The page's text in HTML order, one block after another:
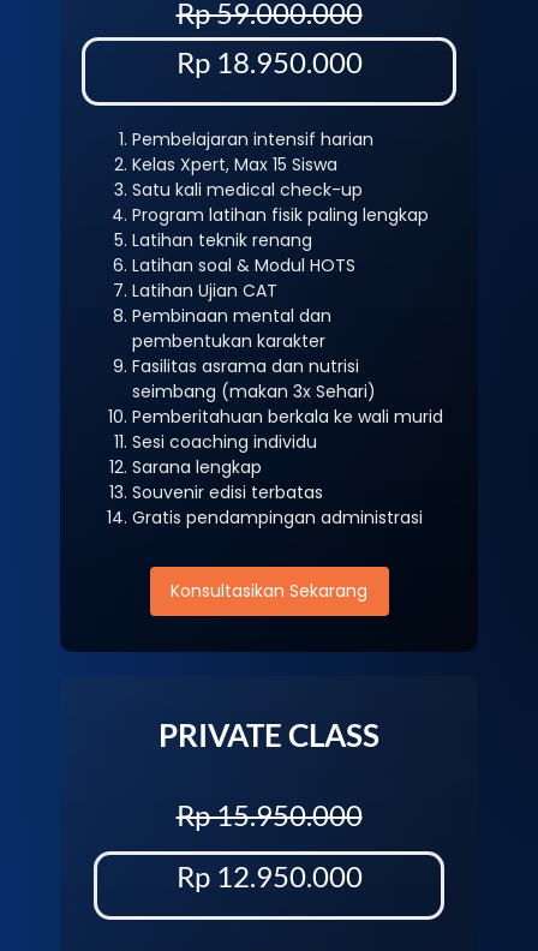
Rp 59.000.000
Rp 18.950.000
Pembelajaran intensif harian
Kelas Xpert, Max 15 Siswa
Satu kali medical check-up
Program latihan fisik paling lengkap
Latihan teknik renang
Latihan soal & Modul HOTS
Latihan Ujian CAT
Pembinaan mental dan
pembentukan karakter
Fasilitas asrama dan nutrisi
seimbang (makan 3x Sehari)
Pemberitahuan berkala ke wali murid
Sesi coaching individu
Sarana lengkap
Souvenir edisi terbatas
Gratis pendampingan administrasi
Konsultasikan Sekarang
PRIVATE CLASS
Rp 15.950.000
Rp 12.950.000